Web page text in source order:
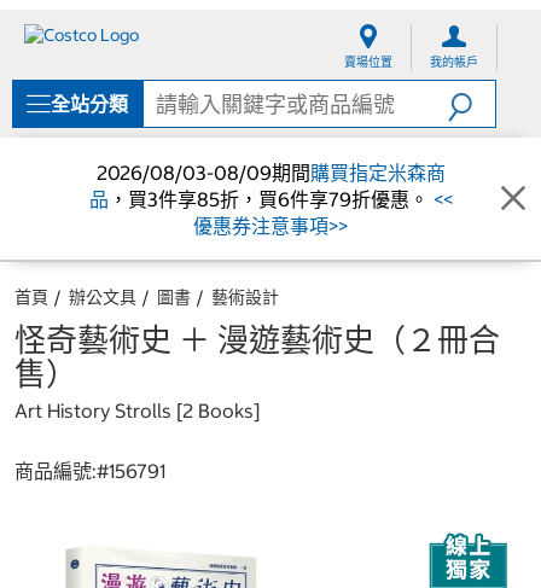
單
賣場位置 我的帳戶
全站分類
2026/08/03-08/09期間購買指定米森商
品 ，買3件享85折，買6件享79折優惠。 <<
優惠券注意事項>>
首頁 辦公文具 圖書 藝術設計
怪奇藝術史 ＋ 漫遊藝術史（２冊合
售）
Art History Strolls [2 Books]
商品編號:#156791